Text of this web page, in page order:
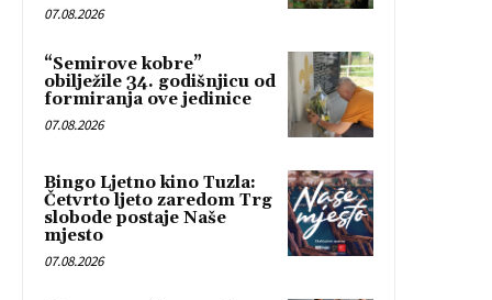
07.08.2026
“Semirove kobre”
obilježile 34. godišnjicu od
formiranja ove jedinice
07.08.2026
Bingo Ljetno kino Tuzla:
Četvrto ljeto zaredom Trg
slobode postaje Naše
mjesto
07.08.2026